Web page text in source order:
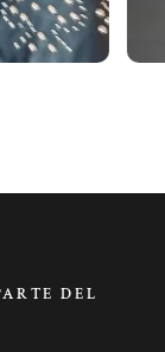
DEL